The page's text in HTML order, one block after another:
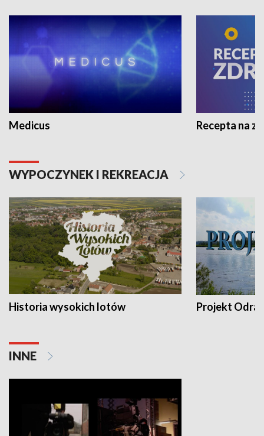
Medicus Recepta na
WYPOCZYNEK I REKREACJA
Historia wysokich lotów Projekt Odra
INNE